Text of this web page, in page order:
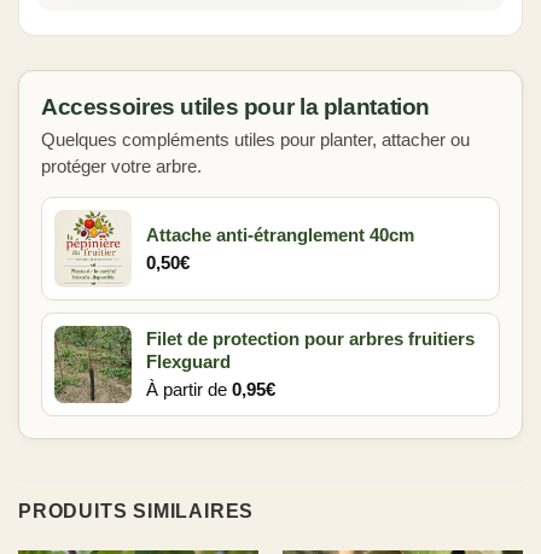
Accessoires utiles pour la plantation
Quelques compléments utiles pour planter, attacher ou
protéger votre arbre.
Attache anti-étranglement 40cm
0,50€
Filet de protection pour arbres fruitiers
Flexguard
À partir de 0,95€
PRODUITS SIMILAIRES